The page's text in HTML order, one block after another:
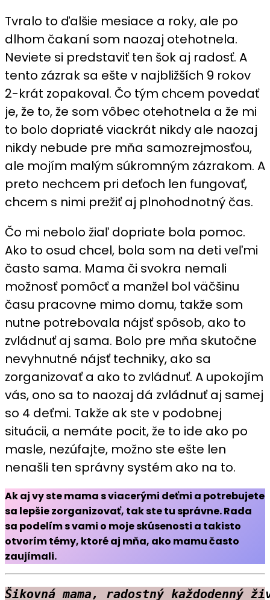
Tvralo to ďalšie mesiace a roky, ale po
dlhom čakaní som naozaj otehotnela.
Neviete si predstaviť ten šok aj radosť. A
tento zázrak sa ešte v najbližších 9 rokov
2-krát zopakoval. Čo tým chcem povedať
je, že to, že som vôbec otehotnela a že mi
to bolo dopriaté viackrát nikdy ale naozaj
nikdy nebude pre mňa samozrejmosťou,
ale mojím malým súkromným zázrakom. A
preto nechcem pri deťoch len fungovať,
chcem s nimi prežiť aj plnohodnotný čas.
Čo mi nebolo žiaľ dopriate bola pomoc.
Ako to osud chcel, bola som na deti veľmi
často sama. Mama či svokra nemali
možnosť pomôcť a manžel bol väčšinu
času pracovne mimo domu, takže som
nutne potrebovala nájsť spôsob, ako to
zvládnuť aj sama. Bolo pre mňa skutočne
nevyhnutné nájsť techniky, ako sa
zorganizovať a ako to zvládnuť. A upokojím
vás, ono sa to naozaj dá zvládnuť aj samej
so 4 deťmi. Takže ak ste v podobnej
situácii, a nemáte pocit, že to ide ako po
masle, nezúfajte, možno ste ešte len
nenašli ten správny systém ako na to.
Ak aj vy ste mama s viacerými deťmi a potrebujete
sa lepšie zorganizovať, tak ste tu správne. Rada
sa podelím s vami o moje skúsenosti a takisto
otvorím témy, ktoré aj mňa, ako mamu často
zaujímali.
Šikovná mama, radostný každodenný